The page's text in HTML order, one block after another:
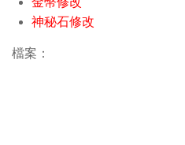
神秘石修改
檔案：